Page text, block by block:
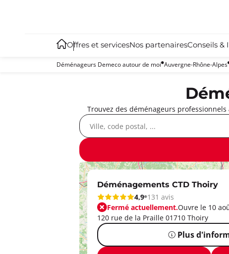
Offres et servicesNos partenairesConseils &
Déménageurs Demeco autour de moi Auvergne-Rhône-Alpes
Trouvez des déménageurs
Déménagements CTD Thoiry
4,9 131 avis
Fermé actuellement.Ouvre le 10
120 rue de la Praille 01710 Thoiry
Plus